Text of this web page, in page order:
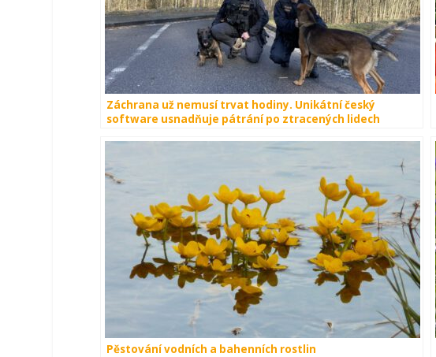
Záchrana už nemusí trvat hodiny. Unikátní český
software usnadňuje pátrání po ztracených lidech
Pěstování vodních a bahenních rostlin